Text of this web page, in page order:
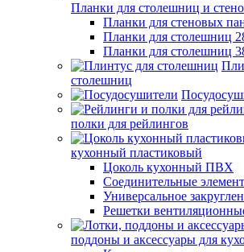
Планки для столешниц и
Планки для стеновых
Планки для столешниц
Планки для столешниц
столешниц
полки для рейлингов
кухонный пластиковый
Цоколь кухонный ПВХ
Соединительные
Универсальное
Решетки
поддоны и аксессуары для